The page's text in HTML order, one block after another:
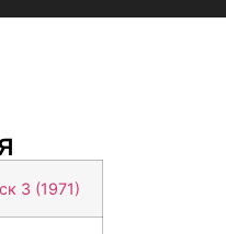
3 (1971)